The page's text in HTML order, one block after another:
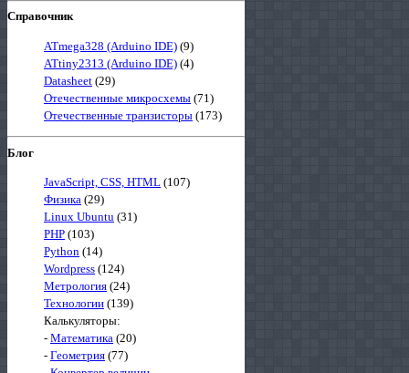
Справочник
ATmega328 (Arduino IDE) (9)
ATtiny2313 (Arduino IDE) (4)
Datasheet (29)
Отечественные микросхемы (71)
Отечественные транзисторы (173)
Блог
JavaScript, CSS, HTML (107)
Физика (29)
Linux Ubuntu (31)
PHP (103)
Python (14)
Wordpress (124)
Метрология (24)
Технологии (139)
Калькуляторы:
- Математика (20)
- Геометрия (77)